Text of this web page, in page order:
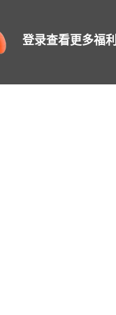
登录查看更多福